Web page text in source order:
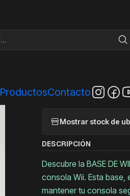
ProductosContacto
BASE DE
Cantidad
Mostrar stock de
DESCRIPCIÓN
Descubre la BASE DE
consola Wii. Esta base,
mantener tu consola